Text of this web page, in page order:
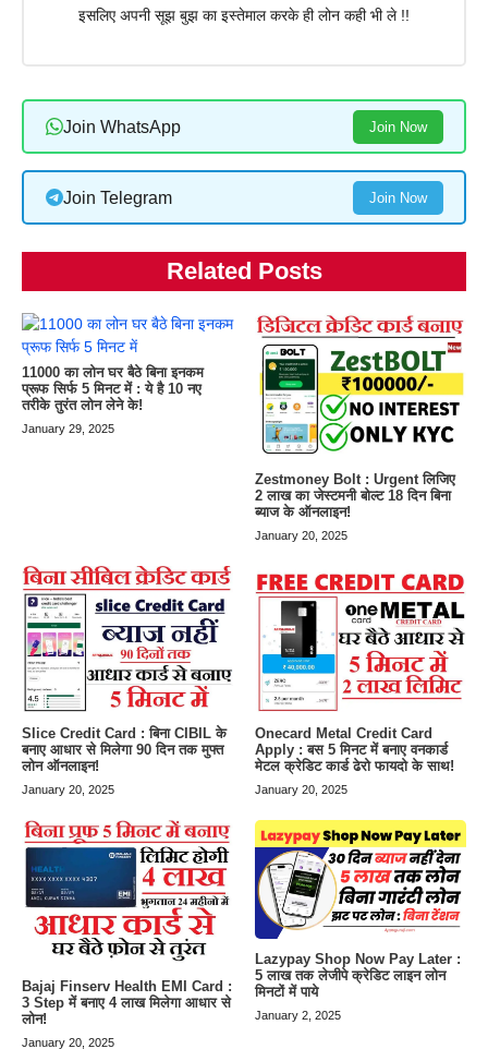
इसलिए अपनी सूझ बुझ का इस्तेमाल करके ही लोन कही भी ले !!
Join WhatsApp Join Now
Join Telegram Join Now
Related Posts
11000 का लोन घर बैठे बिना इनकम
प्रूफ सिर्फ 5 मिनट में : ये है 10 नए
तरीके तुरंत लोन लेने के!
January 29, 2025
Zestmoney Bolt : Urgent लिजिए
2 लाख का जेस्टमनी बोल्ट 18 दिन बिना
ब्याज के ऑनलाइन!
January 20, 2025
Slice Credit Card : बिना CIBIL के
बनाए आधार से मिलेगा 90 दिन तक मुफ्त
लोन ऑनलाइन!
January 20, 2025
Onecard Metal Credit Card
Apply : बस 5 मिनट में बनाए वनकार्ड
मेटल क्रेडिट कार्ड ढेरो फायदो के साथ!
January 20, 2025
Bajaj Finserv Health EMI Card :
3 Step में बनाए 4 लाख मिलेगा आधार से
लोन!
January 20, 2025
Lazypay Shop Now Pay Later :
5 लाख तक लेजीपे क्रेडिट लाइन लोन
मिनटों में पाये
January 2, 2025